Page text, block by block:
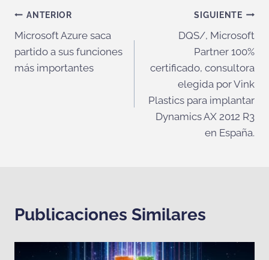
Navegación
de
entradas
ANTERIOR
Microsoft Azure saca
partido a sus funciones
más importantes
SIGUIENTE
DQS/, Microsoft
Partner 100%
certificado, consultora
elegida por Vink
Plastics para implantar
Dynamics AX 2012 R3
en España.
Publicaciones Similares